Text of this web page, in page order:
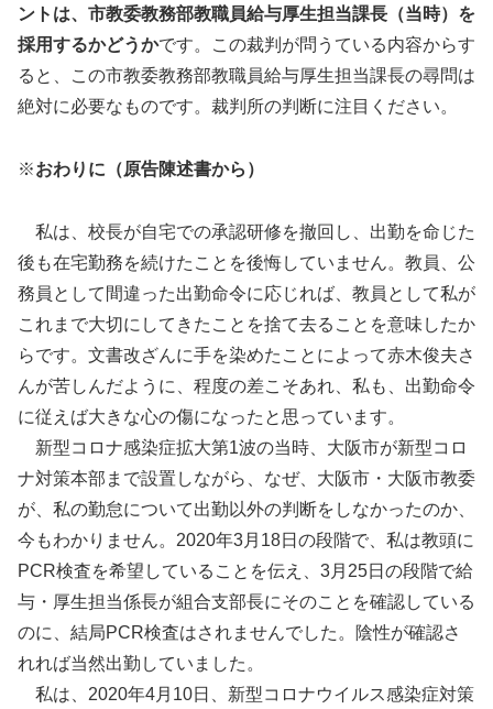
ントは、市教委教務部教職員給与厚生担当課長（当時）を
採用するかどうかです。この裁判が問うている内容からす
ると、この市教委教務部教職員給与厚生担当課長の尋問は
絶対に必要なものです。裁判所の判断に注目ください。
※おわりに（原告陳述書から）
私は、校長が自宅での承認研修を撤回し、出勤を命じた
後も在宅勤務を続けたことを後悔していません。教員、公
務員として間違った出勤命令に応じれば、教員として私が
これまで大切にしてきたことを捨て去ることを意味したか
らです。文書改ざんに手を染めたことによって赤木俊夫さ
んが苦しんだように、程度の差こそあれ、私も、出勤命令
に従えば大きな心の傷になったと思っています。
新型コロナ感染症拡大第1波の当時、大阪市が新型コロ
ナ対策本部まで設置しながら、なぜ、大阪市・大阪市教委
が、私の勤怠について出勤以外の判断をしなかったのか、
今もわかりません。2020年3月18日の段階で、私は教頭に
PCR検査を希望していることを伝え、3月25日の段階で給
与・厚生担当係長が組合支部長にそのことを確認している
のに、結局PCR検査はされませんでした。陰性が確認さ
れれば当然出勤していました。
私は、2020年4月10日、新型コロナウイルス感染症対策